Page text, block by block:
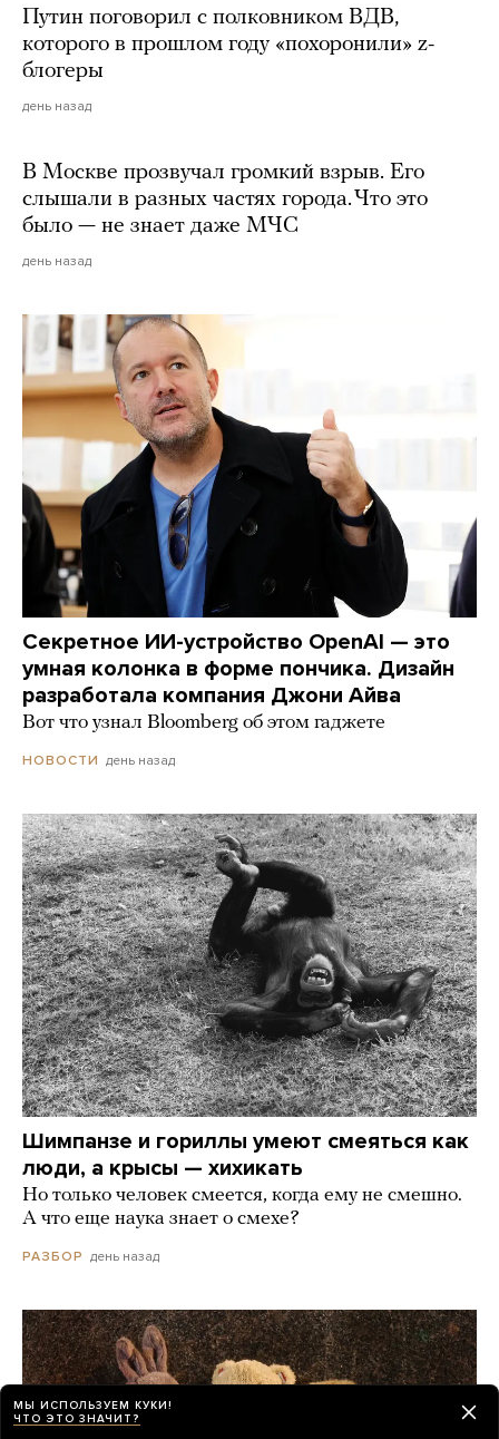
Путин поговорил с полковником ВДВ,
которого в прошлом году «похоронили» z-
блогеры
день назад
В Москве прозвучал громкий взрыв. Его
слышали в разных частях города. Что это
было — не знает даже МЧС
день назад
Секретное ИИ-устройство OpenAI — это
умная колонка в форме пончика. Дизайн
разработала компания Джони Айва
Вот что узнал Bloomberg об этом гаджете
НОВОСТИ день назад
Шимпанзе и гориллы умеют смеяться как
люди, а крысы — хихикать
Но только человек смеется, когда ему не смешно.
А что еще наука знает о смехе?
РАЗБОР день назад
МЫ ИСПОЛЬЗУЕМ КУКИ!
ЧТО ЭТО ЗНАЧИТ?